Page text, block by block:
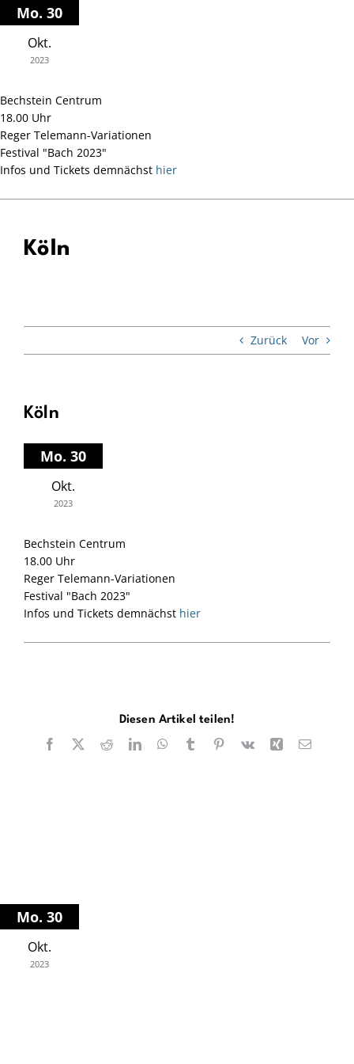
Zum
Inhalt
springen
Mo. 30
Okt.
2023
Bechstein Centrum
18.00 Uhr
Reger Telemann-Variationen
Festival "Bach 2023"
Infos und Tickets demnächst hier
Köln
Zurück Vor
Köln
Mo. 30
Okt.
2023
Bechstein Centrum
18.00 Uhr
Reger Telemann-Variationen
Festival "Bach 2023"
Infos und Tickets demnächst hier
Diesen Artikel teilen!
Facebook
X RedditLinkedInWhatsApp
TumblrPinterest
Vk Xing E-
Mo. 30
Okt.
2023